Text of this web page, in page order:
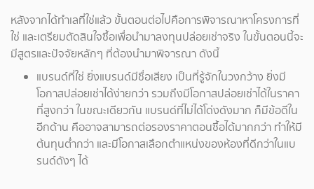
หลังจากได้ทำเลที่ใช่แล้ว ขั้นตอนต่อไปคือการพิจารณาหาโครงการที่
ใช่ และเตรียมตัดสินใจซื้อเพื่อนำมาลงทุนปล่อยเช่าจริง ในขั้นตอนนี้จะ
มีสูตรและปัจจัยหลักๆ ที่ต้องนำมาพิจารณา ดังนี้
แบรนด์ที่ใช่ ยิ่งแบรนด์มีชื่อเสียง เป็นที่รู้จักในวงกว้าง ยิ่งมี
โอกาสปล่อยเช่าได้ง่ายกว่า รวมถึงมีโอกาสปล่อยเช่าได้ในราคา
ที่สูงกว่า ในขณะเดียวกัน แบรนด์ที่ไม่ได้โด่งดังมาก ก็มีข้อดีใน
อีกด้าน คืออาจสามารถต่อรองราคาตอนซื้อได้มากกว่า ทำให้มี
ต้นทุนต่ำกว่า และมีโอกาสเลือกตำแหน่งของห้องที่ดีกว่าในแบ
รนด์ดังๆ ได้